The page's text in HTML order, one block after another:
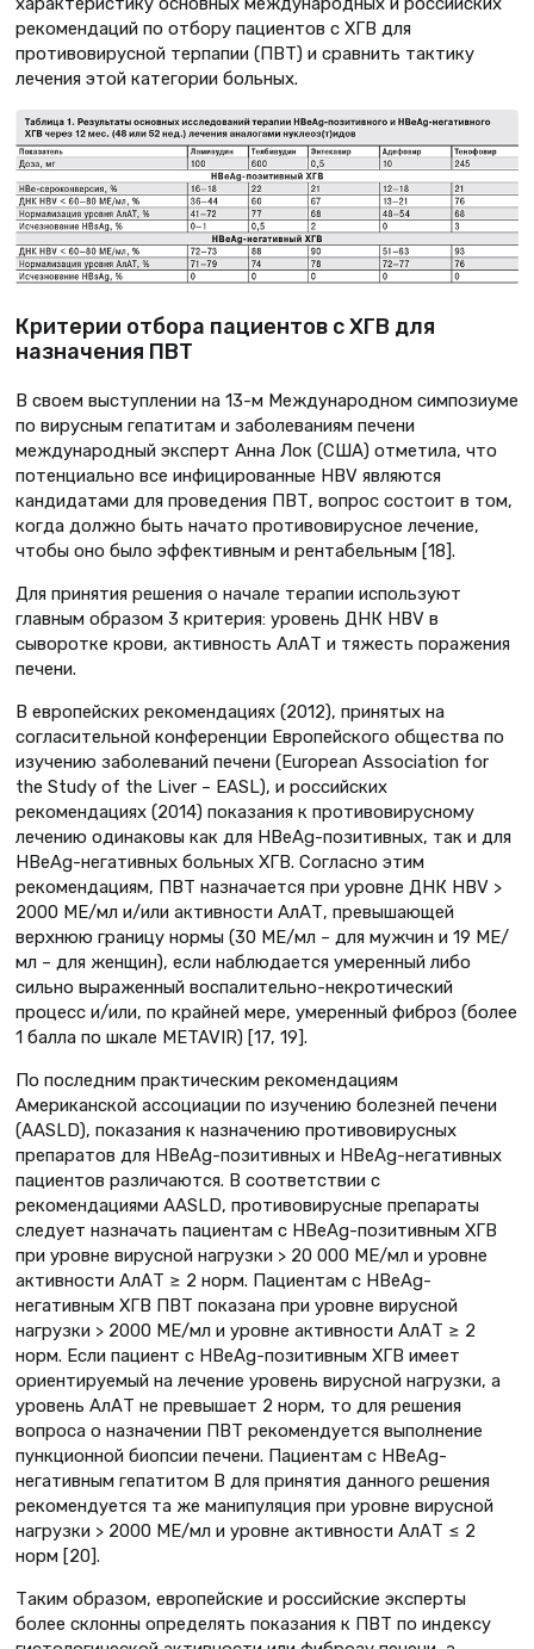
рекомендаций по отбору пациентов с ХГВ для
противовирусной терпапии (ПВТ) и сравнить тактику
лечения этой категории больных.
Критерии отбора пациентов с ХГВ для
назначения ПВТ
В своем выступлении на 13-м Международном симпозиуме
по вирусным гепатитам и заболеваниям печени
международный эксперт Анна Лок (США) отметила, что
потенциально все инфицированные HBV являются
кандидатами для проведения ПВТ, вопрос состоит в том,
когда должно быть начато противовирусное лечение,
чтобы оно было эффективным и рентабельным [18].
Для принятия решения о начале терапии используют
главным образом 3 критерия: уровень ДНК HBV в
сыворотке крови, активность АлАТ и тяжесть поражения
печени.
В европейских рекомендациях (2012), принятых на
согласительной конференции Европейского общества по
изучению заболеваний печени (European Association for
the Study of the Liver – EASL), и российских
рекомендациях (2014) показания к противовирусному
лечению одинаковы как для HBeAg-позитивных, так и для
HBeAg-негативных больных ХГВ. Согласно этим
рекомендациям, ПВТ назначается при уровне ДНК HBV >
2000 МЕ/мл и/или активности АлАТ, превышающей
верхнюю границу нормы (30 МЕ/мл – для мужчин и 19 МЕ/
мл – для женщин), если наблюдается умеренный либо
сильно выраженный воспалительно-некротический
процесс и/или, по крайней мере, умеренный фиброз (более
1 балла по шкале METAVIR) [17, 19].
По последним практическим рекомендациям
Американской ассоциации по изучению болезней печени
(AASLD), показания к назначению противовирусных
препаратов для HBeAg-позитивных и HBeAg-негативных
пациентов различаются. В соответствии с
рекомендациями AASLD, противовирусные препараты
следует назначать пациентам с HBeAg-позитивным ХГВ
при уровне вирусной нагрузки > 20 000 МЕ/мл и уровне
активности АлАТ ≥ 2 норм. Пациентам с HBeAg-
негативным ХГВ ПВТ показана при уровне вирусной
нагрузки > 2000 МЕ/мл и уровне активности АлАТ ≥ 2
норм. Если пациент с HBeAg-позитивным ХГВ имеет
ориентируемый на лечение уровень вирусной нагрузки, а
уровень АлАТ не превышает 2 норм, то для решения
вопроса о назначении ПВТ рекомендуется выполнение
пункционной биопсии печени. Пациентам с HBeAg-
негативным гепатитом В для принятия данного решения
рекомендуется та же манипуляция при уровне вирусной
нагрузки > 2000 МЕ/мл и уровне активности АлАТ ≤ 2
норм [20].
Таким образом, европейские и российские эксперты
более склонны определять показания к ПВТ по индексу